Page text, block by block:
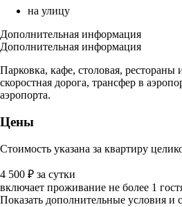
на улицу
Дополнительная информация
Дополнительная информация
Парковка, кафе, столовая, рестораны
скоростная дорога, трансфер в
аэропорта.
Цены
Стоимость указана за квартиру
4 500 ₽ за сутки
включает проживание не более 1
Показать дополнительные условия и